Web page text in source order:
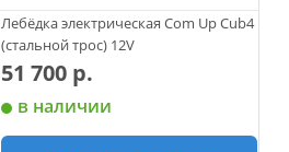
Лебёдка электрическая Com Up Cub4
(стальной трос) 12V
51 700 р.
в наличии